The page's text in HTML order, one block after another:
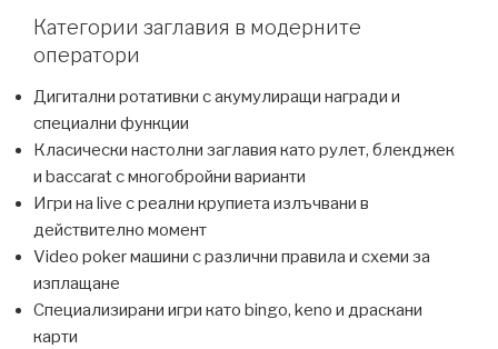
Категории заглавия в модерните
оператори
Дигитални ротативки с акумулиращи награди и
специални функции
Класически настолни заглавия като рулет, блекджек
и baccarat с многобройни варианти
Игри на live с реални крупиета излъчвани в
действително момент
Video poker машини с различни правила и схеми за
изплащане
Специализирани игри като bingo, keno и драскани
карти